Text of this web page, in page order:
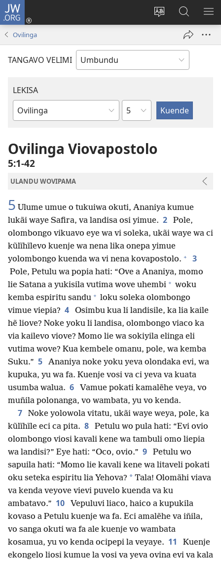
JW.ORG
Change
language
Iñila
(yikula
Sandiliya
vo
JW.ORG
Ovilinga
TANGAVO VELIMI
LEKISA
Elivulu
Ocipama
Ovilinga Viovapostolo
5:1-42
ULANDU WOVIPAMA
5 Ulume umue o tukuiwa okuti, Ananiya kumue
lukãi waye Safira, va landisa osi yimue. 2
Pole,
olombongo vikuavo eye wa vi soleka, ukãi waye wa ci
kũlĩhĩlevo kuenje wa nena lika onepa yimue
yolombongo kuenda wa vi nena kovapostolo. + 3
Pole, Petulu wa popia hati: “Ove a Ananiya, momo
lie Satana a yukisila vutima wove uhembi + woku
kemba espiritu sandu + loku soleka olombongo
vimue viepia? 4
Osimbu kua li landisile, ka lia kaile
hẽ liove? Noke yoku li landisa, olombongo viaco ka
via kailevo viove? Momo lie wa sokiyila elinga eli
vutima wove? Kua kembele omanu, pole, wa kemba
Suku.” 5
Ananiya noke yoku yeva olondaka evi, wa
kupuka, yu wa fa. Kuenje vosi va ci yeva va kuata
usumba walua. 6
Vamue pokati kamalẽhe veya, vo
muñila polonanga, vo wambata, yu vo kenda.
7
Noke yolowola vitatu, ukãi waye weya, pole, ka
kũlĩhĩle eci ca pita. 8
Petulu wo pula hati: “Evi ovio
olombongo viosi kavali kene wa tambuli omo liepia
wa landisi?” Eye hati: “Oco, ovio.” 9
Petulu wo
sapuila hati: “Momo lie kavali kene wa litaveli pokati
oku seteka espiritu lia Yehova? * Tala! Olomãhi viava
va kenda veyove vievi puvelo kuenda va ku
ambatavo.” 10
Vepuluvi liaco, haico a kupukila
kovaso a Petulu kuenje wa fa. Eci amalẽhe va iñila,
vo sanga okuti wa fa ale kuenje vo wambata
kosamua, yu vo kenda ocipepi la veyaye. 11
Kuenje
ekongelo liosi kumue la vosi va yeva ovina evi va kala